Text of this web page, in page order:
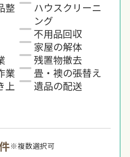
整
ハウスクリーニ
ング
不用品回収
家屋の解体
残置物撤去
業
畳・襖の張替え
上
遺品の配送
※複数選択可